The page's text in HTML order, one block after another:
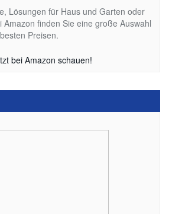
Lösungen für Haus und Garten oder
finden Sie eine große Auswahl
Preisen.